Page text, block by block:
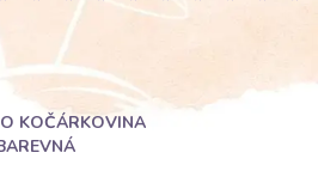
KOČÁRKOVINA